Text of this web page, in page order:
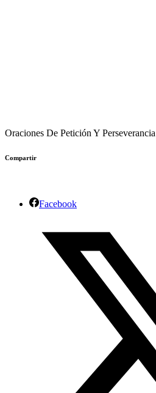
Oraciones De Petición Y Perseverancia
Compartir
Facebook